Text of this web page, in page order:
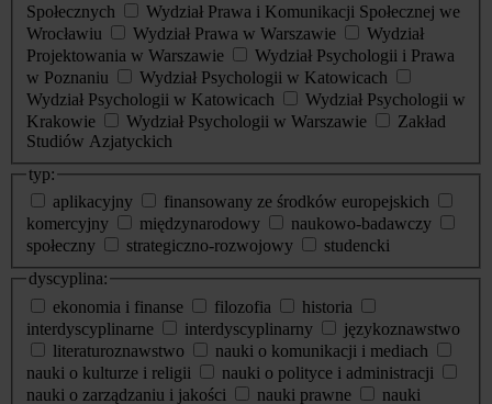
Społecznych
Wydział Prawa i Komunikacji Społecznej we
Wrocławiu
Wydział Prawa w Warszawie
Wydział
Projektowania w Warszawie
Wydział Psychologii i Prawa
w Poznaniu
Wydział Psychologii w Katowicach
Wydział Psychologii w Katowicach
Wydział Psychologii w
Krakowie
Wydział Psychologii w Warszawie
Zakład
Studiów Azjatyckich
typ:
aplikacyjny
finansowany ze środków europejskich
komercyjny
międzynarodowy
naukowo-badawczy
społeczny
strategiczno-rozwojowy
studencki
dyscyplina:
ekonomia i finanse
filozofia
historia
interdyscyplinarne
interdyscyplinarny
językoznawstwo
literaturoznawstwo
nauki o komunikacji i mediach
nauki o kulturze i religii
nauki o polityce i administracji
nauki o zarządzaniu i jakości
nauki prawne
nauki